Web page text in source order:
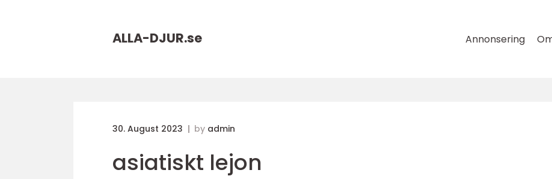
ALLA-DJUR.se Annonsering
30. August 2023 by admin
asiatiskt lejon